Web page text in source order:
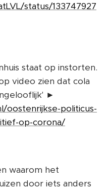
status/133747927
staat op instorten.
video zien dat cola
►
oostenrijkse-politicus-
op-corona/
waarom het
door iets anders